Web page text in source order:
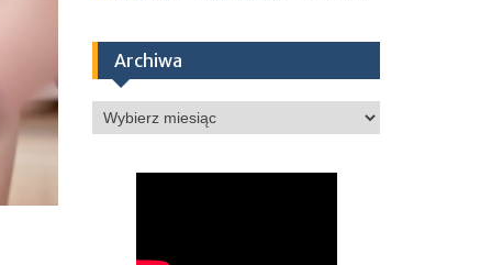
Archiwa
Archiwa